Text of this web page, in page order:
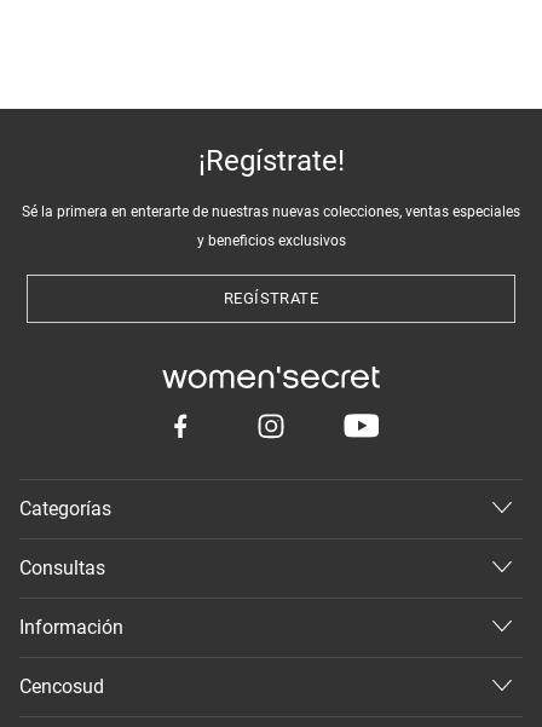
¡Regístrate!
Sé la primera en enterarte de nuestras nuevas colecciones, ventas especiales
y beneficios exclusivos
REGÍSTRATE
Categorías
Consultas
Información
Cencosud